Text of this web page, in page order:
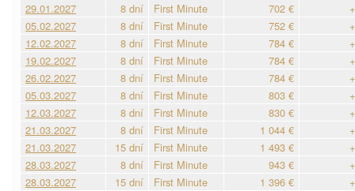
29.01.2027
8 dní First Minute 702 €
05.02.2027
8 dní First Minute 752 €
12.02.2027
8 dní First Minute 784 €
19.02.2027
8 dní First Minute 784 €
26.02.2027
8 dní First Minute 784 €
05.03.2027
8 dní First Minute 803 €
12.03.2027
8 dní First Minute 830 €
21.03.2027
8 dní First Minute 1 044 €
21.03.2027
15 dní First Minute 1 493 €
28.03.2027
8 dní First Minute 943 €
28.03.2027
15 dní First Minute 1 396 €